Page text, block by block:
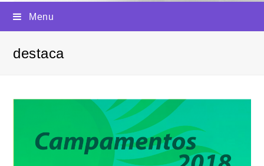
Menu
destaca